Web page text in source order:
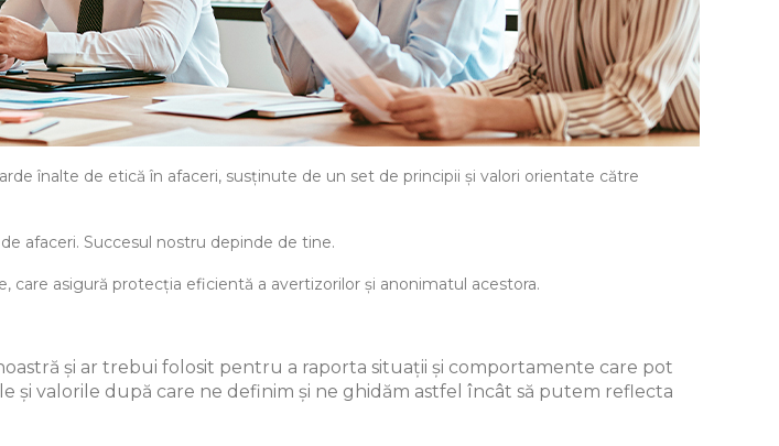
înalte de etică în afaceri, susținute de un set de principii și valori orientate către
afaceri. Succesul nostru depinde de tine.
asigură protecția eficientă a avertizorilor și anonimatul acestora.
și ar trebui folosit pentru a raporta situații și comportamente care pot
valorile după care ne definim și ne ghidăm astfel încât să putem reflecta